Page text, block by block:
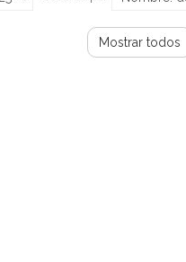
Mostrar todos